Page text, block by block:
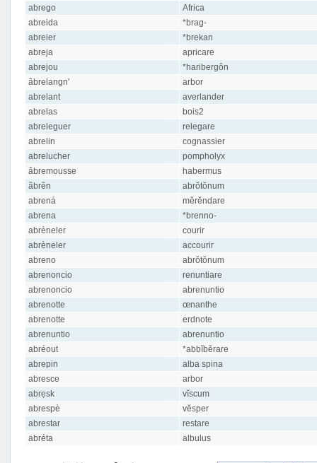
abrego
Africa
abreida
*brag-
abreier
*brekan
abreja
apricare
abrejou
*haribergôn
âbrelangn'
arbor
abrelant
averlander
abrelas
bois2
abreleguer
relegare
abrelin
cognassier
abrelucher
pompholyx
âbremousse
habermus
ãbrẽn
abrŏtŏnum
abrená
mĕrĕndare
abrena
*brenno-
abrèneler
courir
abrèneler
accourir
abreno
abrŏtŏnum
abrenoncio
renuntiare
abrenoncio
abrenuntio
abrenotte
œnanthe
abrenotte
erdnote
abrenuntio
abrenuntio
abréout
*abbĭbĕrare
abrepin
alba spina
abresce
arbor
abrẹsk
vĭscum
abrespè
vĕsper
abrestar
restare
abréta
albulus